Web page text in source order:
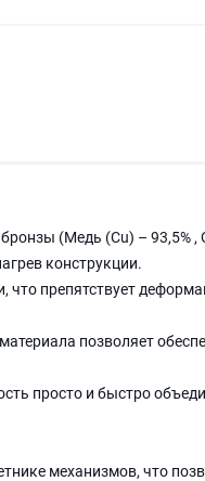
(Медь (Cu) – 93,5% ,
конструкции.
что препятствует
позволяет
просто и быстро
механизмов, что